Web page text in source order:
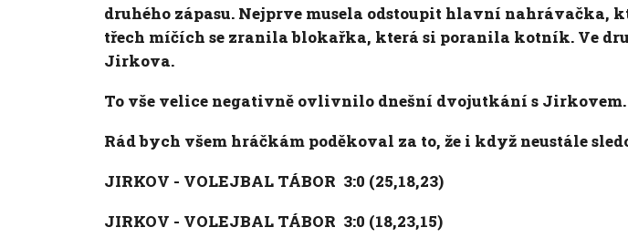
druhého zápasu. Nejprve musela odstoupit hlavní nahrávačka,
třech míčích se zranila blokařka, která si poranila kotník. Ve
Jirkova.
To vše velice negativně ovlivnilo dnešní dvojutkání s Jirkovem.
Rád bych všem hráčkám poděkoval za to, že i když neustále
JIRKOV - VOLEJBAL TÁBOR 3:0 (25,18,23)
JIRKOV - VOLEJBAL TÁBOR 3:0 (18,23,15)